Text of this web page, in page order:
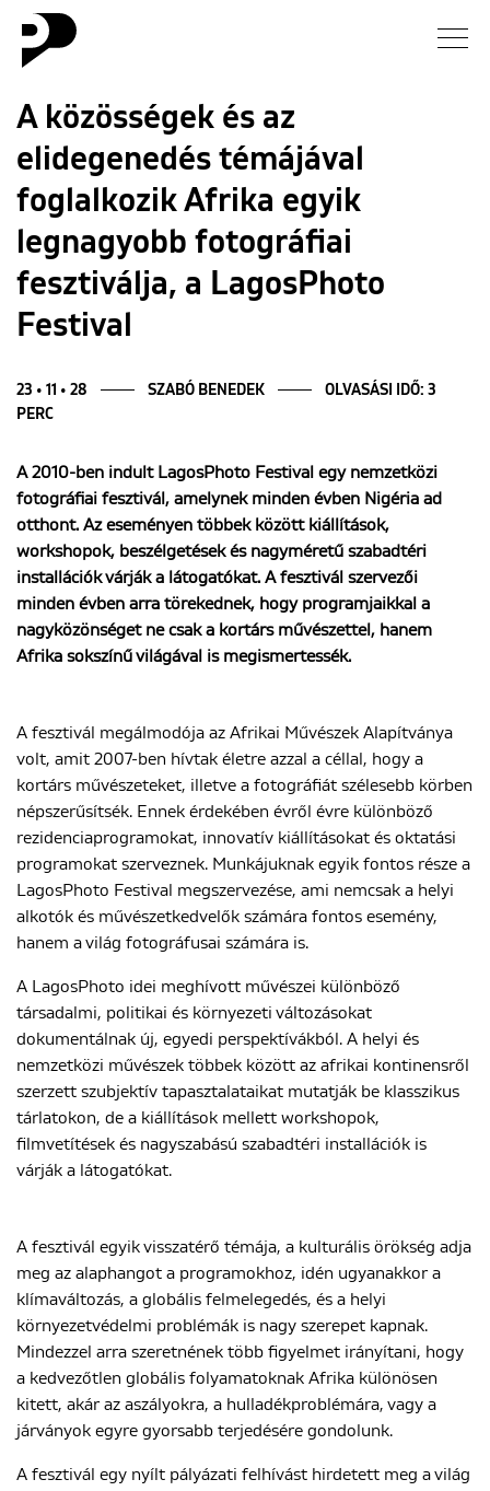
Hírek
Galéria
Esszé
ENGLISH
A közösségek és az
elidegenedés témájával
foglalkozik Afrika egyik
legnagyobb fotográfiai
fesztiválja, a LagosPhoto
Festival
23 • 11 • 28 SZABÓ BENEDEK
OLVASÁSI IDŐ: 3
PERC
A 2010-ben indult LagosPhoto Festival egy nemzetközi
fotográfiai fesztivál, amelynek minden évben Nigéria ad
otthont. Az eseményen többek között kiállítások,
workshopok, beszélgetések és nagyméretű szabadtéri
installációk várják a látogatókat. A fesztivál szervezői
minden évben arra törekednek, hogy programjaikkal a
nagyközönséget ne csak a kortárs művészettel, hanem
Afrika sokszínű világával is megismertessék.
A fesztivál megálmodója az Afrikai Művészek Alapítványa
volt, amit 2007-ben hívtak életre azzal a céllal, hogy a
kortárs művészeteket, illetve a fotográfiát szélesebb körben
népszerűsítsék. Ennek érdekében évről évre különböző
rezidenciaprogramokat, innovatív kiállításokat és oktatási
programokat szerveznek. Munkájuknak egyik fontos része a
LagosPhoto Festival megszervezése, ami nemcsak a helyi
alkotók és művészetkedvelők számára fontos esemény,
hanem a világ fotográfusai számára is.
A LagosPhoto idei meghívott művészei különböző
társadalmi, politikai és környezeti változásokat
dokumentálnak új, egyedi perspektívákból. A helyi és
nemzetközi művészek többek között az afrikai kontinensről
szerzett szubjektív tapasztalataikat mutatják be klasszikus
tárlatokon, de a kiállítások mellett workshopok,
filmvetítések és nagyszabású szabadtéri installációk is
várják a látogatókat.
A fesztivál egyik visszatérő témája, a kulturális örökség adja
meg az alaphangot a programokhoz, idén ugyanakkor a
klímaváltozás, a globális felmelegedés, és a helyi
környezetvédelmi problémák is nagy szerepet kapnak.
Mindezzel arra szeretnének több figyelmet irányítani, hogy
a kedvezőtlen globális folyamatoknak Afrika különösen
kitett, akár az aszályokra, a hulladékproblémára, vagy a
járványok egyre gyorsabb terjedésére gondolunk.
A fesztivál egy nyílt pályázati felhívást hirdetett meg a világ